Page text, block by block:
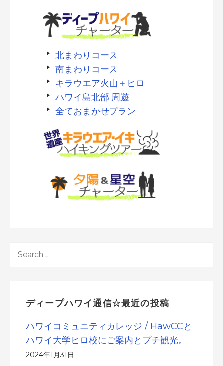
北まわりコース
南まわりコース
キラウエア火山＋ヒロ
ハワイ島北部 周遊
全ておまかせプラン
FOR:
ディープハワイ通信☆最近の投稿
ハワイコミュニティカレッジ / HawCCと
ハワイ大学ヒロ校にご案内とプチ観光。
2024年1月31日